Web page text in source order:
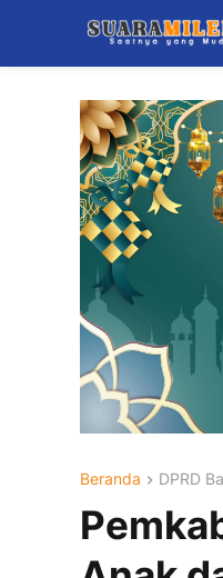
Beranda DPRD